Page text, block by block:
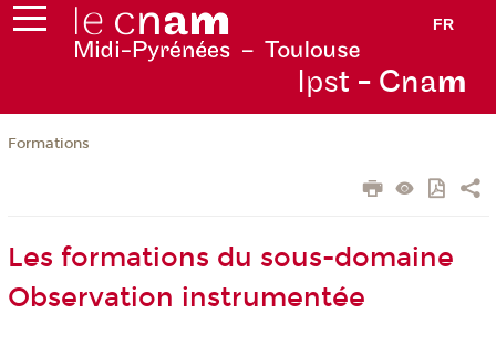
FR
Ipst - Cnam
Formations
Les formations du sous-domaine
Observation instrumentée